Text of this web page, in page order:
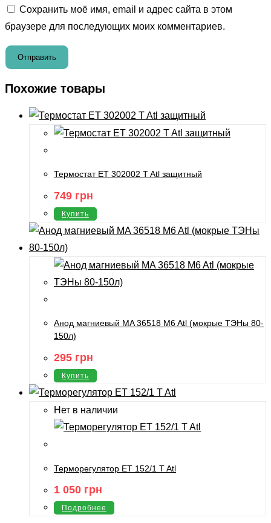
Сохранить моё имя, email и адрес сайта в этом
браузере для последующих моих комментариев.
Похожие товары
Термостат ET 302002 T Atl защитный
749 грн
Купить
Анод магниевый MA 36518 M6 Atl (мокрые ТЭНы 80-
150л)
295 грн
Купить
Нет в наличии
Терморегулятор ET 152/1 T Atl
1 050 грн
Подробнее